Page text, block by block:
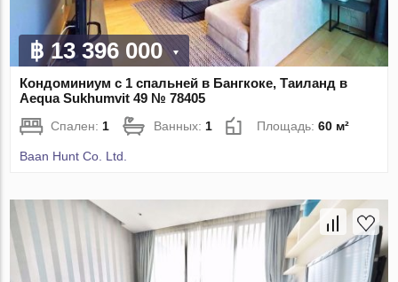
฿ 13 396 000
Кондоминиум с 1 спальней в Бангкоке, Таиланд в
Aequa Sukhumvit 49 № 78405
Спален:1 Ванных:1 Площадь:60 м²
Baan Hunt Co. Ltd.